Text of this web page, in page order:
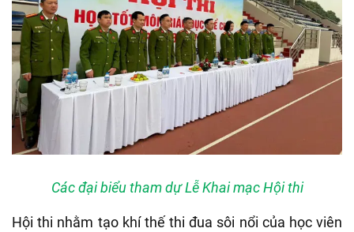
Các đại biểu tham dự Lễ Khai mạc Hội thi
Hội thi nhằm tạo khí thế thi đua sôi nổi của học viên